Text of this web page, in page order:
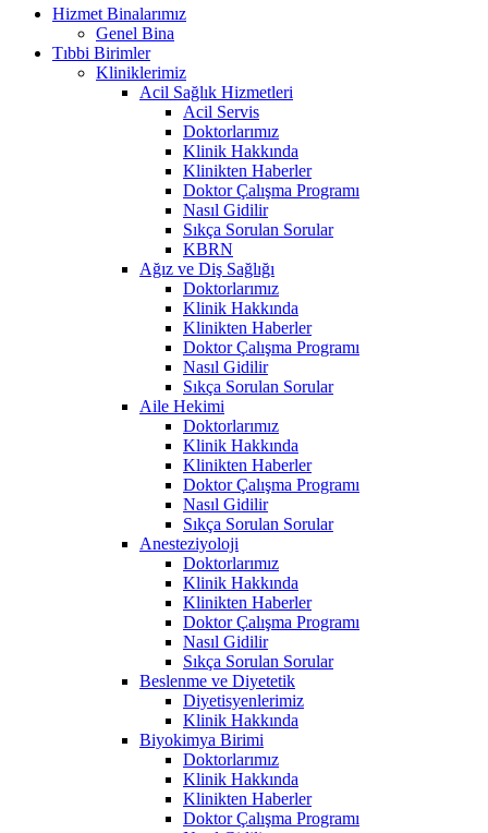
Hizmet Binalarımız
Genel Bina
Tıbbi Birimler
Kliniklerimiz
Acil Sağlık Hizmetleri
Acil Servis
Doktorlarımız
Klinik Hakkında
Klinikten Haberler
Doktor Çalışma Programı
Nasıl Gidilir
Sıkça Sorulan Sorular
KBRN
Ağız ve Diş Sağlığı
Doktorlarımız
Klinik Hakkında
Klinikten Haberler
Doktor Çalışma Programı
Nasıl Gidilir
Sıkça Sorulan Sorular
Aile Hekimi
Doktorlarımız
Klinik Hakkında
Klinikten Haberler
Doktor Çalışma Programı
Nasıl Gidilir
Sıkça Sorulan Sorular
Anesteziyoloji
Doktorlarımız
Klinik Hakkında
Klinikten Haberler
Doktor Çalışma Programı
Nasıl Gidilir
Sıkça Sorulan Sorular
Beslenme ve Diyetetik
Diyetisyenlerimiz
Klinik Hakkında
Biyokimya Birimi
Doktorlarımız
Klinik Hakkında
Klinikten Haberler
Doktor Çalışma Programı